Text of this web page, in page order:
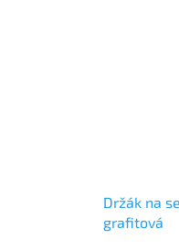
Držák na
grafitová